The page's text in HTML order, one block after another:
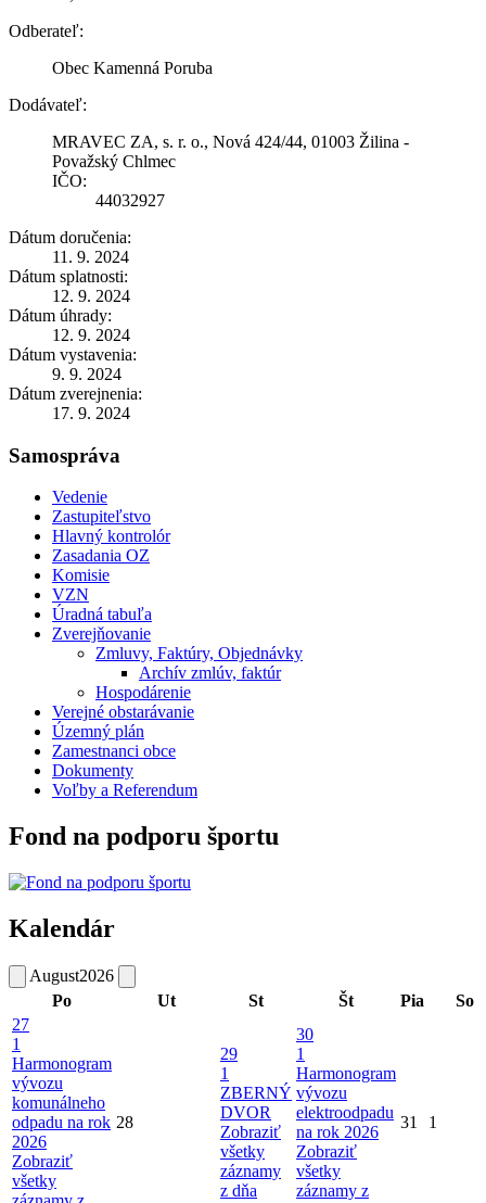
Odberateľ:
Obec Kamenná Poruba
Dodávateľ:
MRAVEC ZA, s. r. o., Nová 424/44, 01003 Žilina -
Považský Chlmec
IČO:
44032927
Dátum doručenia:
11. 9. 2024
Dátum splatnosti:
12. 9. 2024
Dátum úhrady:
12. 9. 2024
Dátum vystavenia:
9. 9. 2024
Dátum zverejnenia:
17. 9. 2024
Samospráva
Vedenie
Zastupiteľstvo
Hlavný kontrolór
Zasadania OZ
Komisie
VZN
Úradná tabuľa
Zverejňovanie
Zmluvy, Faktúry, Objednávky
Archív zmlúv, faktúr
Hospodárenie
Verejné obstarávanie
Územný plán
Zamestnanci obce
Dokumenty
Voľby a Referendum
Fond na podporu športu
Kalendár
August2026
Po
Ut St Št Pia
So
27
1
Harmonogram
vývozu
komunálneho
odpadu na rok
2026
Zobraziť
všetky
28
29
1
ZBERNÝ
DVOR
Zobraziť
všetky
záznamy
z dňa
30
1
Harmonogram
vývozu
elektroodpadu
na rok 2026
Zobraziť
všetky
záznamy z
31 1